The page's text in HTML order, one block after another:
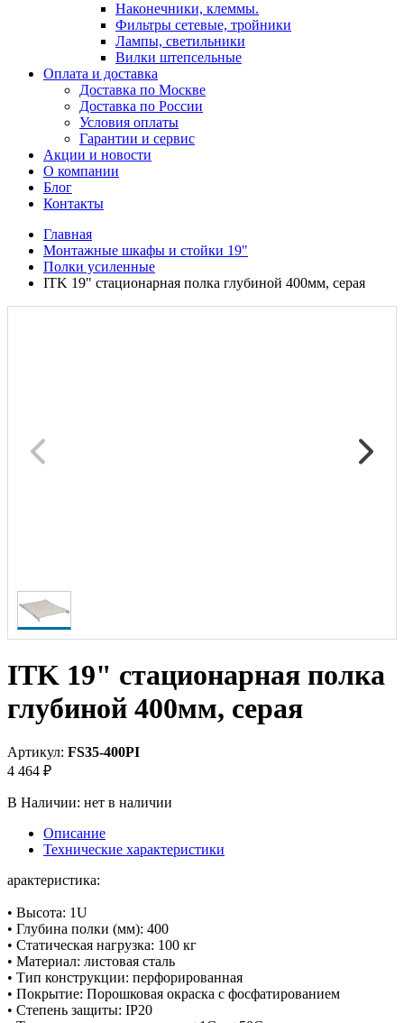
Наконечники, клеммы.
Фильтры сетевые, тройники
Лампы, светильники
Вилки штепсельные
Оплата и доставка
Доставка по Москве
Доставка по России
Условия оплаты
Гарантии и сервис
Акции и новости
О компании
Блог
Контакты
Главная
Монтажные шкафы и стойки 19"
Полки усиленные
ITK 19" стационарная полка глубиной 400мм, серая
ITK 19" стационарная полка
глубиной 400мм, серая
Артикул: FS35-400PI
4 464 ₽
В Наличии: нет в наличии
Описание
Технические характеристики
арактеристика:
• Высота: 1U
• Глубина полки (мм): 400
• Статическая нагрузка: 100 кг
• Материал: листовая сталь
• Тип конструкции: перфорированная
• Покрытие: Порошковая окраска с фосфатированием
• Степень защиты: IP20